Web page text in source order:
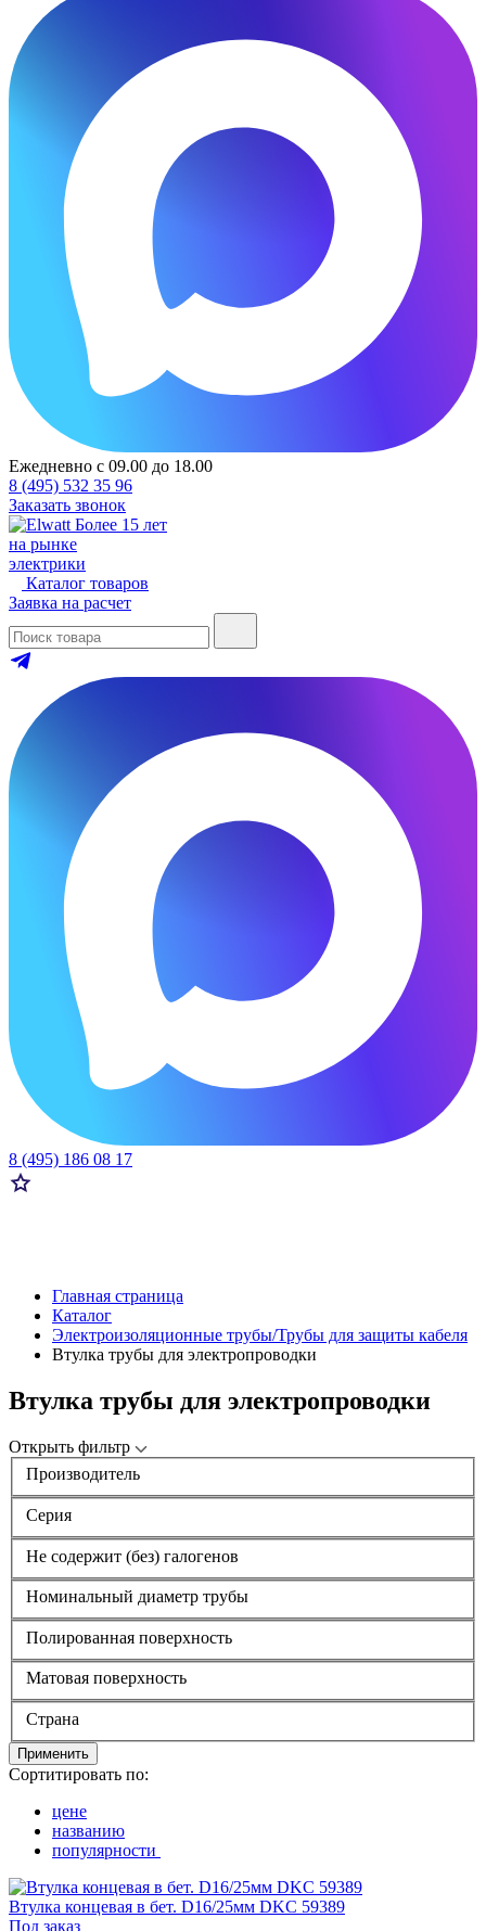
Ежедневно с 09.00 до 18.00
8 (495) 532 35 96
Заказать звонок
Более 15 лет
на рынке
электрики
Каталог товаров
Заявка на расчет
8 (495) 186 08 17
Главная страница
Каталог
Электроизоляционные трубы/Трубы для защиты кабеля
Втулка трубы для электропроводки
Втулка трубы для электропроводки
Открыть фильтр
Производитель
Серия
Не содержит (без) галогенов
Номинальный диаметр трубы
Полированная поверхность
Матовая поверхность
Страна
Применить
Сортитировать по:
цене
названию
популярности
Втулка концевая в бет. D16/25мм DKC 59389
Под заказ